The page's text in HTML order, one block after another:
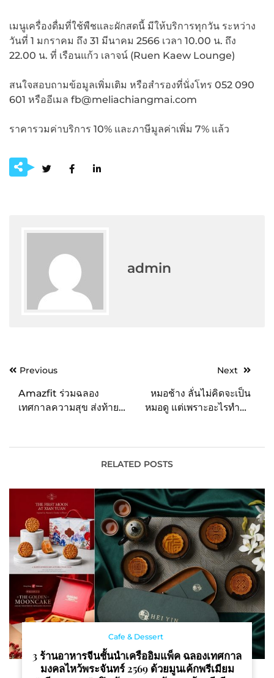
เมนูเครื่องดื่มที่ใช้พืชและผักสดนี้ มีให้บริการทุกวัน ระหว่าง
วันที่ 1 มกราคม ถึง 31 มีนาคม 2566 เวลา 10.00 น. ถึง
22.00 น. ที่ เรือนแก้ว เลาจน์ (Ruen Kaew Lounge)
สนใจสอบถามข้อมูลเพิ่มเติม หรือสำรองที่นั่งโทร 052 090
601 หรืออีเมล fb@meliachiangmai.com
ราคารวมค่าบริการ 10% และภาษีมูลค่าเพิ่ม 7% แล้ว
admin
PostPrevious
Amazfit ร่วมฉลอง
เทศกาลความสุข ส่งท้าย
พรีเมียม…เพื่อคนที่คุณรัก
Next
หมอช้าง ลั่นไม่คิดจะเป็น
หมอดู แต่เพราะอะไรทำให้
RELATED POSTS
Cafe & Dessert
3 ร้านอาหารจีนชั้นนำเครืออิมแพ็ค ฉลองเทศกาล
มงคลไหว้พระจันทร์ 2569 ด้วยมูนเค้กพรีเมียม